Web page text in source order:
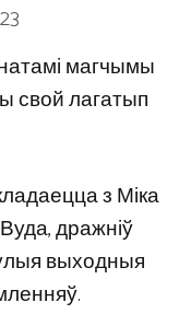
магчымы
свой лагатып
з Міка
дражніў
выходныя